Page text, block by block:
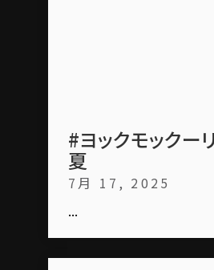
#ヨックモックー
夏
7月 17, 2025
...